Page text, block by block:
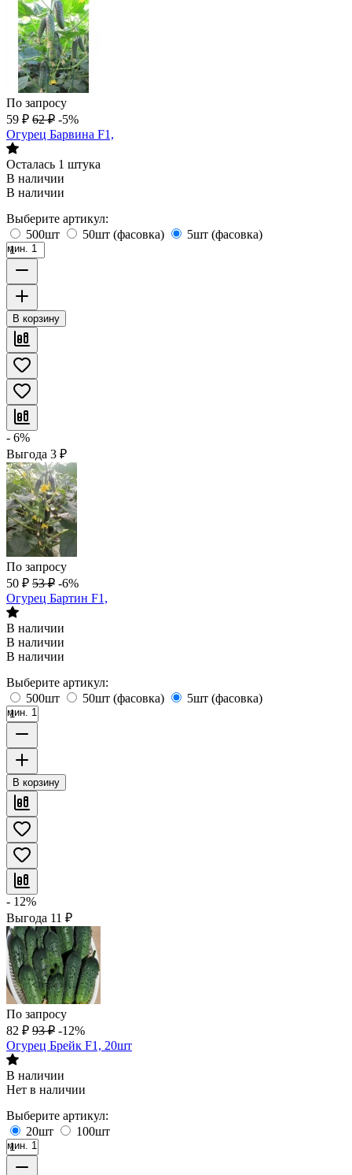
По запросу
59 ₽ 62 ₽ -5%
Огурец Барвина F1,
Осталась 1 штука
В наличии
В наличии
Выберите артикул:
500шт
50шт (фасовка) 5шт (фасовка)
мин. 1
В корзину
- 6%
Выгода 3 ₽
По запросу
50 ₽ 53 ₽ -6%
Огурец Бартин F1,
В наличии
В наличии
В наличии
Выберите артикул:
500шт
50шт (фасовка) 5шт (фасовка)
мин. 1
В корзину
- 12%
Выгода 11 ₽
По запросу
82 ₽ 93 ₽ -12%
Огурец Брейк F1, 20шт
В наличии
Нет в наличии
Выберите артикул:
20шт
100шт
мин. 1